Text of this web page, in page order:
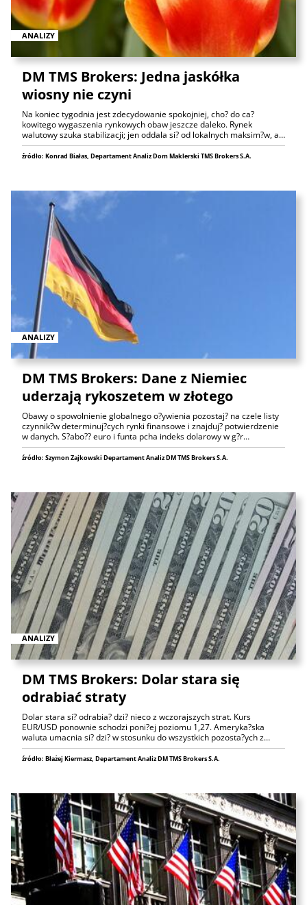
ANALIZY
DM TMS Brokers: Jedna jaskółka
wiosny nie czyni
Na koniec tygodnia jest zdecydowanie spokojniej, cho? do ca?
kowitego wygaszenia rynkowych obaw jeszcze daleko. Rynek
walutowy szuka stabilizacji; jen oddala si? od lokalnych maksim?w, a…
źródło: Konrad Białas, Departament Analiz Dom Maklerski TMS Brokers S.A.
ANALIZY
DM TMS Brokers: Dane z Niemiec
uderzają rykoszetem w złotego
Obawy o spowolnienie globalnego o?ywienia pozostaj? na czele listy
czynnik?w determinuj?cych rynki finansowe i znajduj? potwierdzenie
w danych. S?abo?? euro i funta pcha indeks dolarowy w g?r…
źródło: Szymon Zajkowski Departament Analiz DM TMS Brokers S.A.
ANALIZY
DM TMS Brokers: Dolar stara się
odrabiać straty
Dolar stara si? odrabia? dzi? nieco z wczorajszych strat. Kurs
EUR/USD ponownie schodzi poni?ej poziomu 1,27. Ameryka?ska
waluta umacnia si? dzi? w stosunku do wszystkich pozosta?ych z…
źródło: Błażej Kiermasz, Departament Analiz DM TMS Brokers S.A.